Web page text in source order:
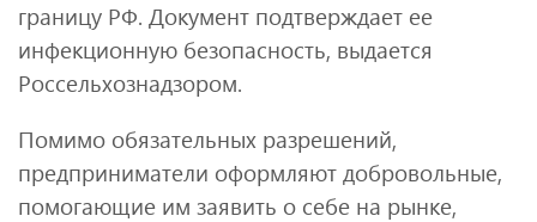
границу РФ. Документ подтверждает ее
инфекционную безопасность, выдается
Россельхознадзором.
Помимо обязательных разрешений,
предприниматели оформляют добровольные,
помогающие им заявить о себе на рынке,